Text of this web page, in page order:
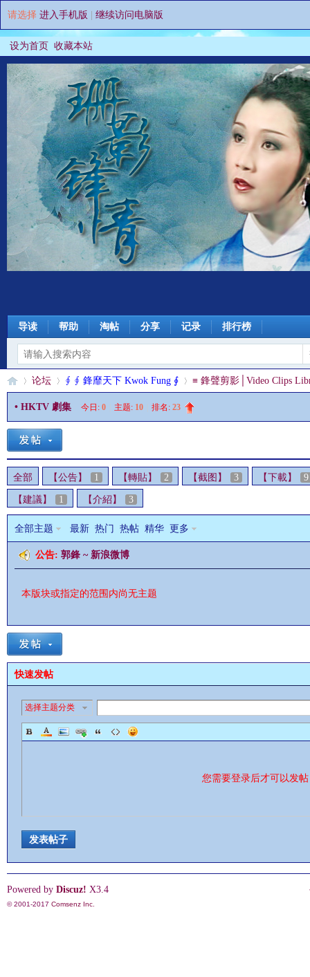
请选择 进入手机版 继续访问电脑版
设为首页 收藏本站
导读 帮助 淘帖 分享 记录 排行榜
»
论坛
›
∮ ∮ 鋒靡天下 Kwok Fung ∮ ≡ 鋒聲剪影│Video Clips
• HKTV 劇集 今日: 0 主题: 10 排名: 23
全部 【公告】 1 【轉貼】 2 【截图】 3 【下載】 9
【建議】 1 【介紹】 3
全部主题 最新 热门 热帖 精华 更多
公告: 郭鋒 ~ 新浪微博
本版块或指定的范围内尚无主题
快速发帖
选择主题分类
您需要登录后才可以发
发表帖子
Powered by Discuz! X3.4
© 2001-2017 Comsenz Inc.